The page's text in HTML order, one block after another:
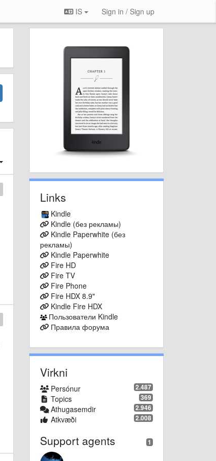
IS Sign in / Sign up
Links
Kindle
Kindle (без рекламы)
Kindle Paperwhite (без
рекламы)
Kindle Paperwhite
Fire HD
Fire TV
Fire Phone
Fire HDX 8.9"
Kindle Fire HDX
Пользователи Kindle
Правила форума
Virkni
2.487
Persónur
369
Topics
2.946
Athugasemdir
2.008
Atkvæði
1
Support agents